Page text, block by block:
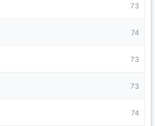
73
74
73
73
74